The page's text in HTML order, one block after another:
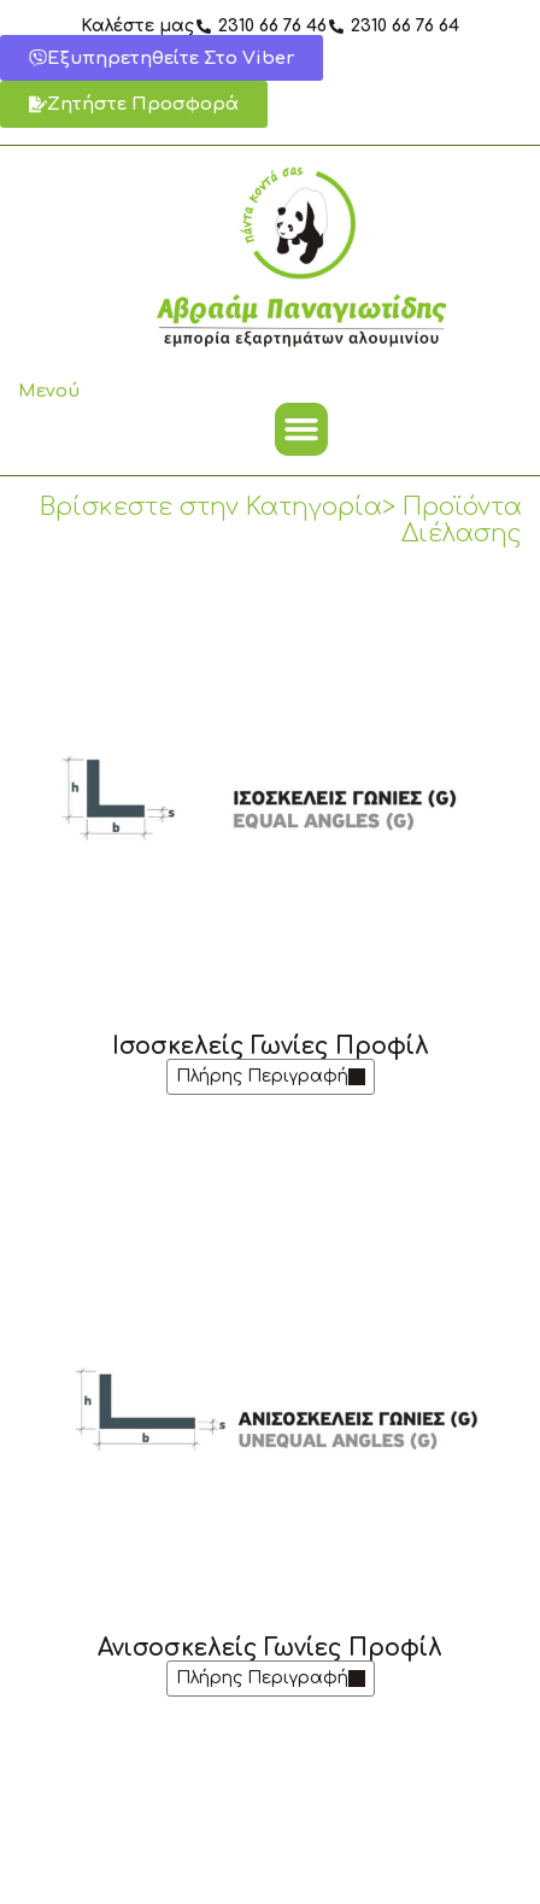
στο
περιεχόμενο
Καλέστε μας 2310 66 76 46 2310 66 76 64
Εξυπηρετηθείτε Στο Viber
Ζητήστε Προσφορά
Μενού
Βρίσκεστε στην Κατηγορία> Προϊόντα
Διέλασης
Ισοσκελείς Γωνίες Προφίλ
Πλήρης Περιγραφή
Ανισοσκελείς Γωνίες Προφίλ
Πλήρης Περιγραφή